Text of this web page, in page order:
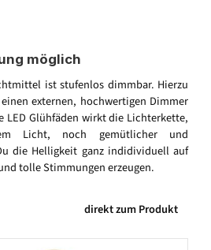
möglich
ist stufenlos dimmbar. Hierzu
externen, hochwertigen Dimmer
LED Glühfäden wirkt die Lichterkette,
Licht, noch gemütlicher und
die Helligkeit ganz indidividuell auf
tolle Stimmungen erzeugen.
direkt zum Produkt